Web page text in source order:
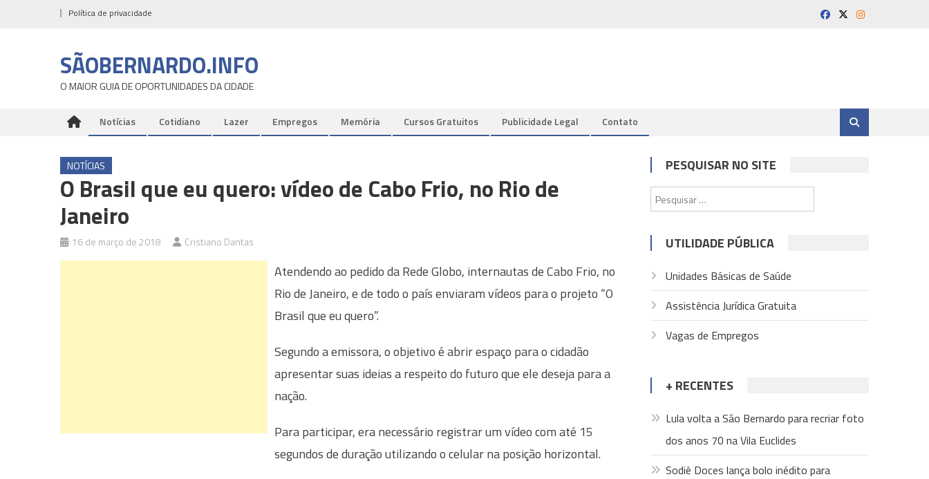
Política de privacidade
SÃOBERNARDO.INFO
O MAIOR GUIA DE OPORTUNIDADES DA CIDADE
Notícias Cotidiano Lazer Empregos Memória Cursos Gratuitos Publicidade Legal Contato
NOTÍCIAS
O Brasil que eu quero: vídeo de Cabo Frio, no Rio de
Janeiro
16 de março de 2018 Cristiano Dantas
Atendendo ao pedido da Rede Globo, internautas de Cabo Frio, no
Rio de Janeiro, e de todo o país enviaram vídeos para o projeto “O
Brasil que eu quero”.
Segundo a emissora, o objetivo é abrir espaço para o cidadão
apresentar suas ideias a respeito do futuro que ele deseja para a
nação.
Para participar, era necessário registrar um vídeo com até 15
segundos de duração utilizando o celular na posição horizontal.
PESQUISAR NO SITE
por:
UTILIDADE PÚBLICA
Unidades Básicas de Saúde
Assistência Jurídica Gratuita
Vagas de Empregos
+ RECENTES
Lula volta a São Bernardo para recriar foto
dos anos 70 na Vila Euclides
Sodiê Doces lança bolo inédito para